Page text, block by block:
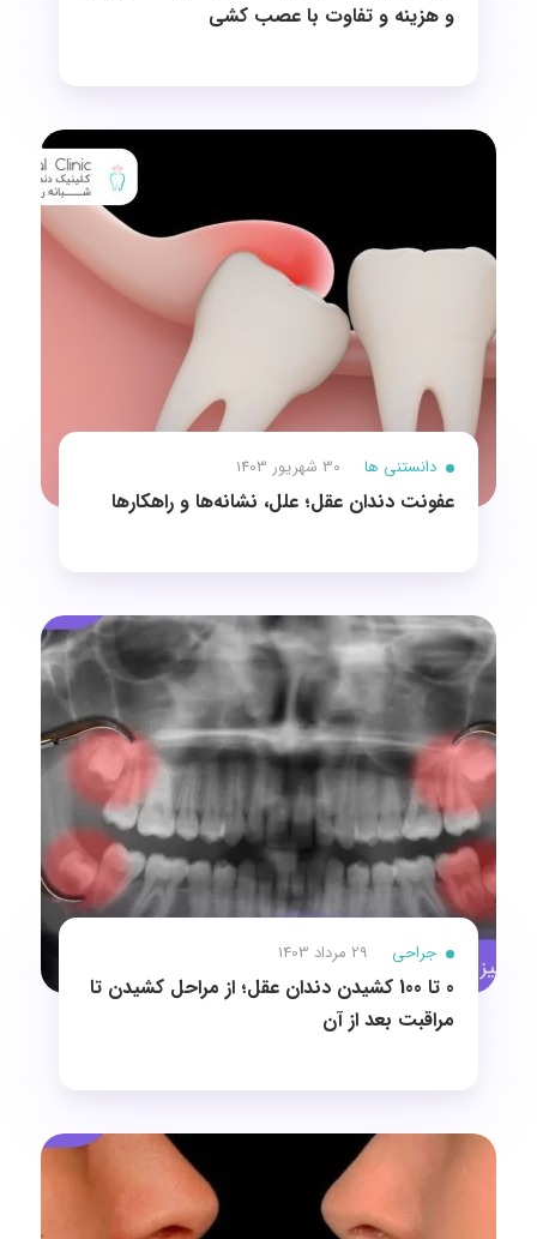
و هزینه و تفاوت با عصب کشی
دانستنی ها 30 شهریور 1403
عفونت دندان عقل؛ علل، نشانه‌ها و راهکارها
جراحی 29 مرداد 1403
0 تا 100 کشیدن دندان عقل؛ از مراحل کشیدن تا
مراقبت بعد از آن